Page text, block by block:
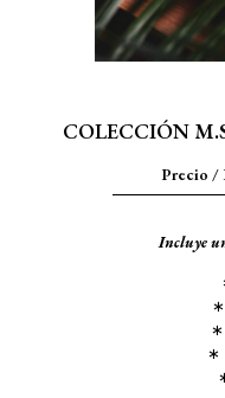
COLECCIÓN
Precio /
Incluye
∗
∗
∗